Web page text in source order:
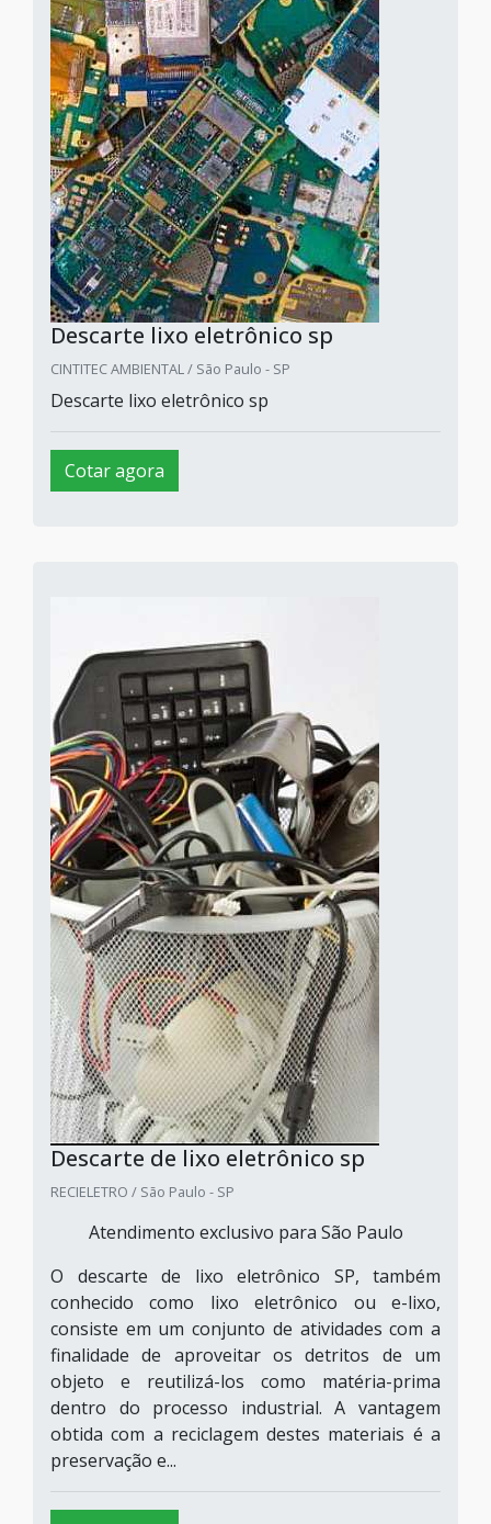
Descarte lixo eletrônico sp
CINTITEC AMBIENTAL / São Paulo - SP
Descarte lixo eletrônico sp
Cotar agora
Descarte de lixo eletrônico sp
RECIELETRO / São Paulo - SP
Atendimento exclusivo para São Paulo
O descarte de lixo eletrônico SP, também
conhecido como lixo eletrônico ou e-lixo,
consiste em um conjunto de atividades com a
finalidade de aproveitar os detritos de um
objeto e reutilizá-los como matéria-prima
dentro do processo industrial. A vantagem
obtida com a reciclagem destes materiais é a
preservação e...